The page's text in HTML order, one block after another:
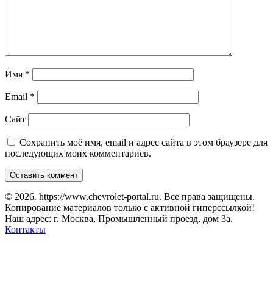
Имя *
Email *
Сайт
Сохранить моё имя, email и адрес сайта в этом браузере для
последующих моих комментариев.
© 2026. https://www.chevrolet-portal.ru. Все права защищены.
Копирование материалов только с активной гиперссылкой!
Наш адрес: г. Москва, Промышленный проезд, дом 3а.
Контакты